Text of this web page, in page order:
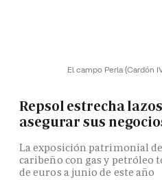
El campo Perla (Cardón
Repsol estrecha
asegurar sus
La exposición patrimonial
caribeño con gas y petróleo
de euros a junio de este año